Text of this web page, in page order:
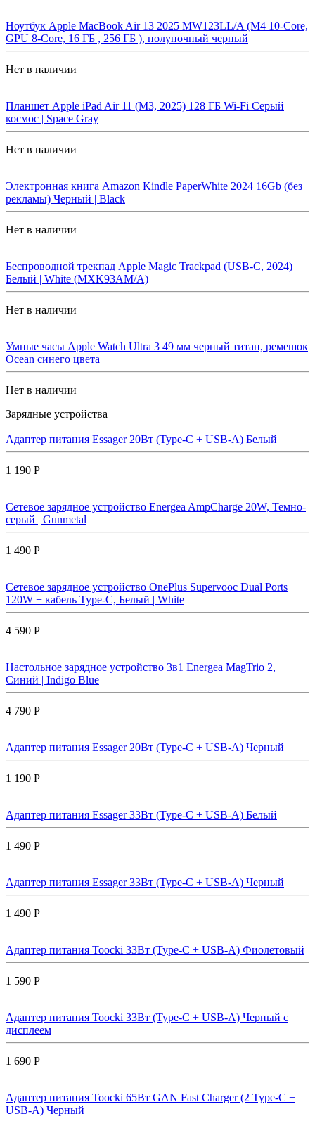
Ноутбук Apple MacBook Air 13 2025 MW123LL/A (M4 10-Core,
GPU 8-Core, 16 ГБ , 256 ГБ ), полуночный черный
Нет в наличии
Планшет Apple iPad Air 11 (M3, 2025) 128 ГБ Wi-Fi Cерый
космос | Space Gray
Нет в наличии
Электронная книга Amazon Kindle PaperWhite 2024 16Gb (без
рекламы) Черный | Black
Нет в наличии
Беспроводной трекпад Apple Magic Trackpad (USB-C, 2024)
Белый | White (MXK93AM/A)
Нет в наличии
Умные часы Apple Watch Ultra 3 49 мм черный титан, ремешок
Ocean синего цвета
Нет в наличии
Зарядные устройства
Адаптер питания Essager 20Вт (Type-C + USB-A) Белый
1 190 Р
Сетевое зарядное устройство Energea AmpCharge 20W, Темно-
серый | Gunmetal
1 490 Р
Сетевое зарядное устройство OnePlus Supervooc Dual Ports
120W + кабель Type-C, Белый | White
4 590 Р
Настольное зарядное устройство 3в1 Energea MagTrio 2,
Синий | Indigo Blue
4 790 Р
Адаптер питания Essager 20Вт (Type-C + USB-A) Черный
1 190 Р
Адаптер питания Essager 33Вт (Type-C + USB-A) Белый
1 490 Р
Адаптер питания Essager 33Вт (Type-C + USB-A) Черный
1 490 Р
Адаптер питания Toocki 33Вт (Type-C + USB-A) Фиолетовый
1 590 Р
Адаптер питания Toocki 33Вт (Type-C + USB-A) Черный с
дисплеем
1 690 Р
Адаптер питания Toocki 65Вт GAN Fast Charger (2 Type-C +
USB-A) Черный